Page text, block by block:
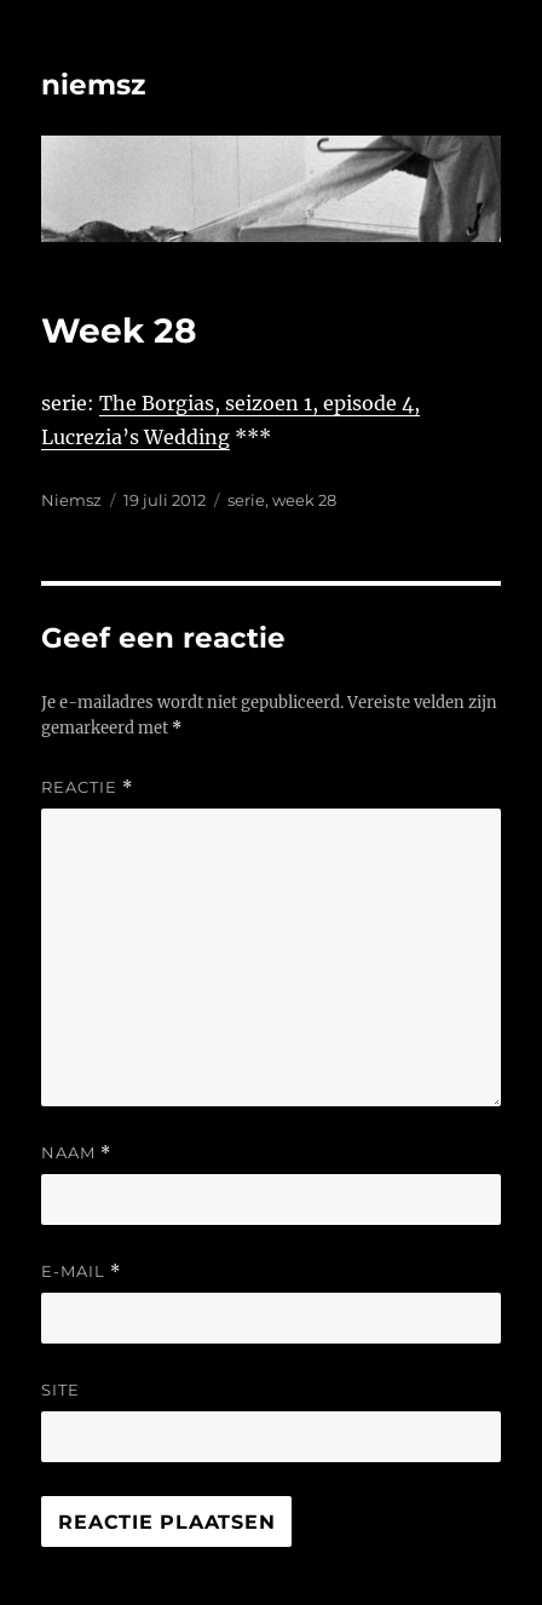
niemsz
Week 28
serie:The Borgias, seizoen 1, episode 4,
Lucrezia’s Wedding ***
Auteur
Niemsz
Geplaatst
19 juli 2012 Tags
serie,week 28
Geef een reactie
Je e-mailadres wordt niet gepubliceerd. Vereiste velden zijn
gemarkeerd met *
REACTIE *
NAAM *
E-MAIL *
SITE